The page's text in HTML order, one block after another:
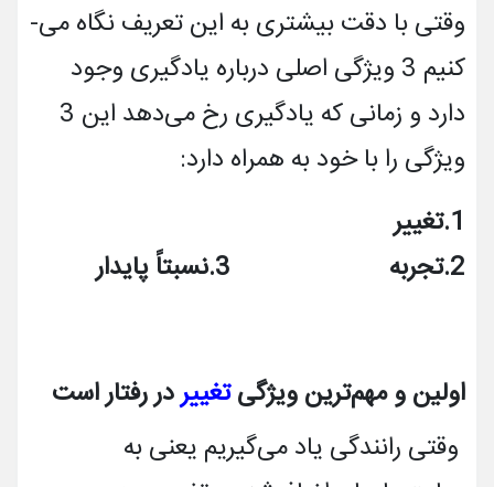
وقتی با دقت بیشتری به این تعریف نگاه می­
کنیم 3 ویژگی اصلی درباره یادگیری وجود
دارد و زمانی که یادگیری رخ می­دهد این 3
ویژگی را با خود به همراه دارد:
1.تغییر
2.تجربه 3.نسبتاً پایدار
اولین و مهم‌ترین ویژگیتغییردر رفتار است
وقتی رانندگی یاد می­‌گیریم یعنی به